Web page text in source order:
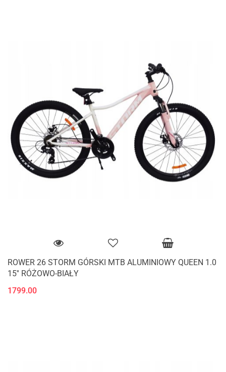
ROWER 26 STORM GÓRSKI MTB ALUMINIOWY QUEEN 1.0
15'' RÓŻOWO-BIAŁY
1799.00